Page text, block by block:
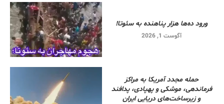
ورود ده‌ها هزار پناهنده به سئوتا!
آگوست 1, 2026
حمله مجدد آمریکا به مراکز
فرماندهی، موشکی و پهپادی، پدافند
و زیرساخت‌های دریایی ایران